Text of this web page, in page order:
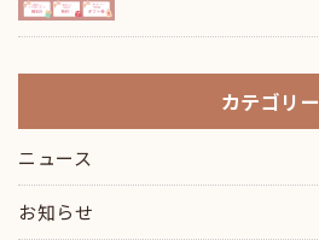
カテゴリー
ニュース
お知らせ